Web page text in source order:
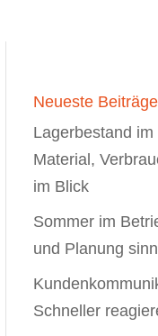
Neueste Beiträge
Lagerbestand
Material,
im Blick
Sommer im
und Planung
Schneller